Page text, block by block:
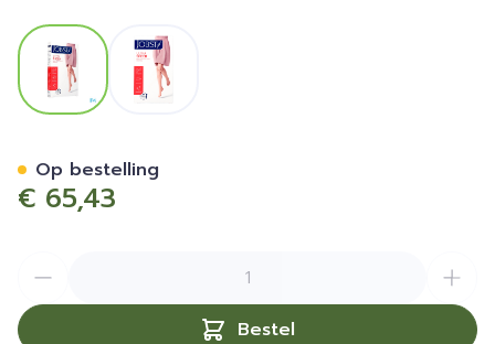
View larger imageView larger image
€ 65,43
Bestel
Op bestelling